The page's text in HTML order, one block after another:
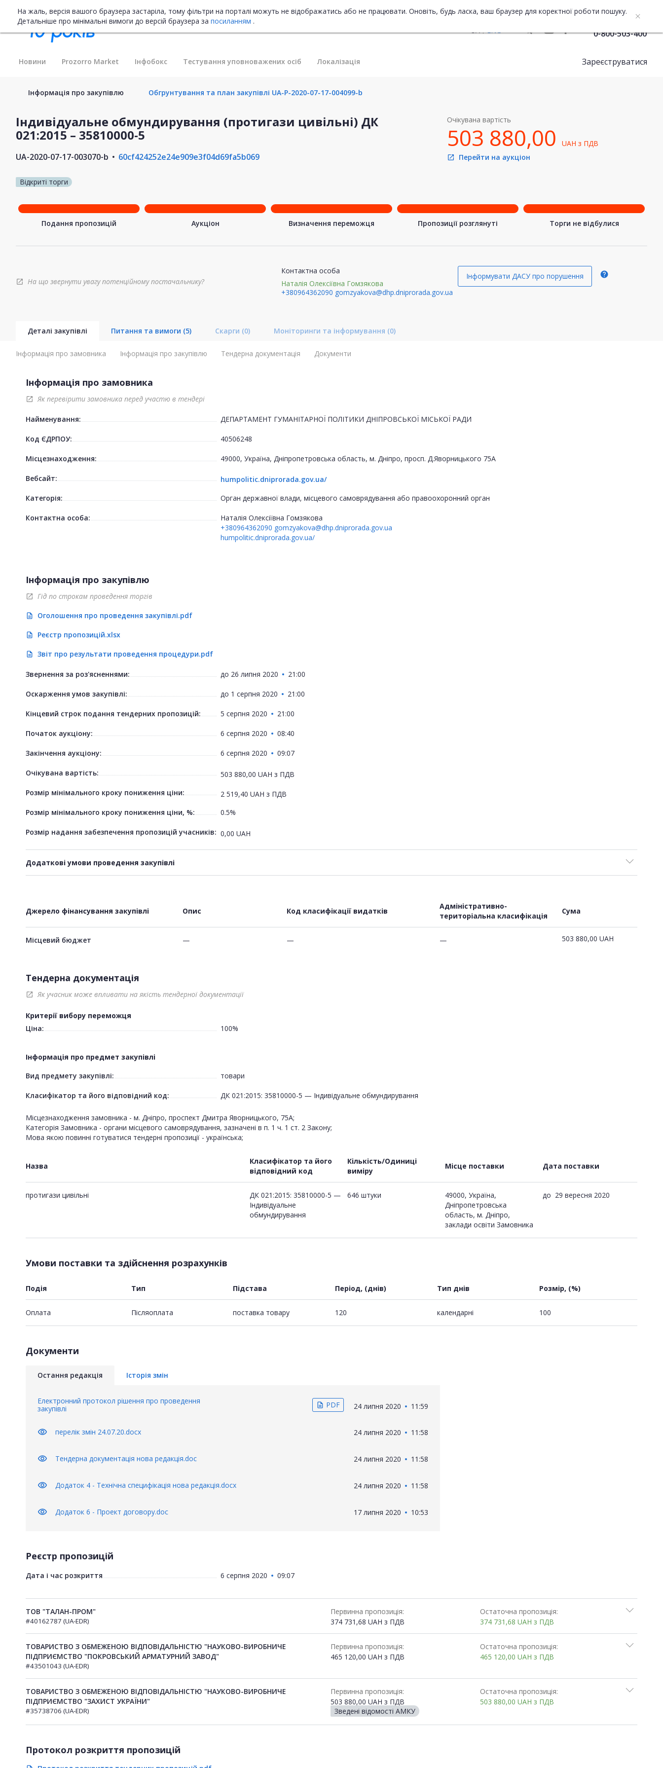
На жаль, версія вашого браузера застаріла, тому фільтри на порталі можуть не відображатись або не працювати. Оновіть, будь ласка, ваш браузер для коректної роботи пошуку.
Детальніше про мінімальні вимоги до версій браузера за посиланням .
UA
ENG 0-800-503-400
Новини Prozorro Market Інфобокс Тестування уповноважених осіб Локалізація Зареєструватися
Інформація про закупівлю Обгрунтування та план закупівлі UA-P-2020-07-17-004099-b
Індивідуальне обмундирування (протигази цивільні) ДК
021:2015 – 35810000-5
UA-2020-07-17-003070-b 60cf424252e24e909e3f04d69fa5b069
Відкриті торги
Очікувана вартість
503 880,00UAHз ПДВ
open_in_new Перейти на аукціон
Подання пропозицій Аукціон Визначення переможця Пропозиції розглянуті Торги не відбулися
open_in_new На що звернути увагу потенційному постачальнику?
Контактна особа
Наталія Олексіївна Гомзякова
+380964362090 gomzyakova@dhp.dniprorada.gov.ua
Інформувати ДАСУ про порушення help
Деталі закупівлі Питання та вимоги (5) Скарги (0) Моніторинги та інформування (0)
Інформація про замовника Інформація про закупівлю Тендерна документація Документи
Інформація про замовника
open_in_new Як перевірити замовника перед участю в тендері
Найменування: ДЕПАРТАМЕНТ ГУМАНІТАРНОЇ ПОЛІТИКИ ДНІПРОВСЬКОЇ МІСЬКОЇ РАДИ
Код ЄДРПОУ: 40506248
Місцезнаходження: 49000, Україна, Дніпропетровська область, м. Дніпро, просп. Д.Яворницького 75А
Вебсайт:
humpolitic.dniprorada.gov.ua/
Категорія:
Орган державної влади, місцевого самоврядування або правоохоронний орган
Контактна особа:
Наталія Олексіївна Гомзякова
+380964362090 gomzyakova@dhp.dniprorada.gov.ua
humpolitic.dniprorada.gov.ua/
Інформація про закупівлю
open_in_new Гід по строкам проведення торгів
description Оголошення про проведення закупівлі.pdf
description Реєстр пропозицій.xlsx
description Звіт про результати проведення процедури.pdf
Звернення за роз'ясненнями: до 26 липня 2020 21:00
Оскарження умов закупівлі: до 1 серпня 2020 21:00
Кінцевий строк подання тендерних пропозицій: 5 серпня 2020 21:00
Початок аукціону: 6 серпня 2020 08:40
Закінчення аукціону: 6 серпня 2020 09:07
Очікувана вартість: 503 880,00 UAH з ПДВ
Розмір мінімального кроку пониження ціни:
2 519,40 UAH з ПДВ
Розмір мінімального кроку пониження ціни, %:
0.5%
Розмір надання забезпечення пропозицій учасників: 0,00 UAH
Додаткові умови проведення закупівлі
Джерело фінансування закупівлі Опис Код класифікації видатків
Адміністративно-
територіальна класифікація
Сума
Місцевий бюджет — — — 503 880,00 UAH
Тендерна документація
open_in_new Як учасник може впливати на якість тендерної документації
Критерії вибору переможця
Ціна:
100%
Інформація про предмет закупівлі
Вид предмету закупівлі:
товари
Класифікатор та його відповідний код: ДК 021:2015: 35810000-5 — Індивідуальне обмундирування
Місцезнаходження замовника - м. Дніпро, проспект Дмитра Яворницького, 75А;
Категорія Замовника - органи місцевого самоврядування, зазначені в п. 1 ч. 1 ст. 2 Закону;
Мова якою повинні готуватися тендерні пропозиції - українська;
Назва
Класифікатор та його
відповідний код
Кількість/Одиниці
виміру
Місце поставки Дата поставки
протигази цивільні
ДК 021:2015: 35810000-5 —
Індивідуальне
обмундирування
646 штуки
49000, Україна,
Дніпропетровська
область, м. Дніпро,
заклади освіти Замовника
до 29 вересня 2020
Умови поставки та здійснення розрахунків
Подія Тип Підстава Період, (днів) Тип днів Розмір, (%)
Оплата Пiсляоплата поставка товару 120 календарні 100
Документи
Остання редакція Історія змін
Електронний протокол рішення про проведення
закупівлі
description PDF 24 липня 2020 11:59
visibility перелік змін 24.07.20.docx 24 липня 2020 11:58
visibility Тендерна документація нова редакція.doc 24 липня 2020 11:58
visibility Додаток 4 - Технічна специфікація нова редакція.docx 24 липня 2020 11:58
visibility Додаток 6 - Проект договору.doc 17 липня 2020 10:53
Реєстр пропозицій
Дата і час розкриття 6 серпня 2020 09:07
ТОВ "ТАЛАН-ПРОМ"
#40162787 (UA-EDR)
Первинна пропозиція:
374 731,68 UAH з ПДВ
Остаточна пропозиція:
374 731,68UAHз ПДВ
ТОВАРИСТВО З ОБМЕЖЕНОЮ ВІДПОВІДАЛЬНІСТЮ "НАУКОВО-ВИРОБНИЧЕ
ПІДПРИЄМСТВО "ПОКРОВСЬКИЙ АРМАТУРНИЙ ЗАВОД"
#43501043 (UA-EDR)
Первинна пропозиція:
465 120,00 UAH з ПДВ
Остаточна пропозиція:
465 120,00UAHз ПДВ
ТОВАРИСТВО З ОБМЕЖЕНОЮ ВІДПОВІДАЛЬНІСТЮ "НАУКОВО-ВИРОБНИЧЕ
ПІДПРИЄМСТВО "ЗАХИСТ УКРАЇНИ"
#35738706 (UA-EDR)
Первинна пропозиція:
503 880,00 UAH з ПДВ
Зведені відомості АМКУ
Остаточна пропозиція:
503 880,00UAHз ПДВ
Протокол розкриття пропозицій